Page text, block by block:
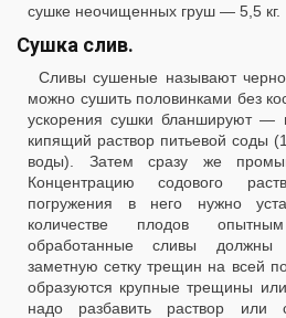
сушке неочищенных груш — 5,5 кг.
Сушка слив.
Сливы сушеные называют
можно сушить половинками без
ускорения сушки бланшируют
кипящий раствор питьевой соды
воды). Затем сразу же
Концентрацию содового
погружения в него нужно
количестве плодов
обработанные сливы
заметную сетку трещин на всей
образуются крупные трещины или
надо разбавить раствор или